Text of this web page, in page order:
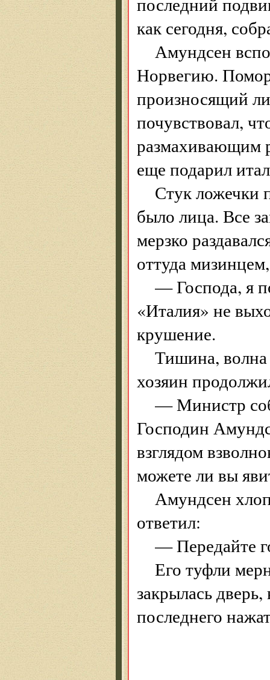
как сегодня,
Амундсен
Норвегию.
произносящий
почувствовал,
размахивающим
еще подарил
Стук ложечки
было лица. Все
мерзко
оттуда
— Господа, я
«Италия» не
крушение.
Тишина, волна
хозяин
— Министр
Господин
взглядом
можете ли вы
Амундсен
ответил:
— Передайте
Его туфли
закрылась
последнего